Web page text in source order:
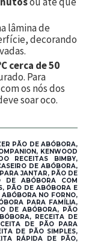
lâmina de
decorando
cerca de 50
Para
os nós dos
soar oco.
PÃO DE ABÓBORA,
KENWOOD
RECEITAS BIMBY,
DE ABÓBORA,
JANTAR, PÃO DE
DE ABÓBORA COM
PÃO DE ABÓBORA E
NO FORNO,
PARA FAMÍLIA,
DE ABÓBORA, PÃO
RECEITA DE
DE PÃO PARA
DE PÃO SIMPLES,
RÁPIDA DE PÃO,